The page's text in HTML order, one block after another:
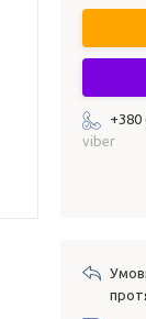
+380
viber